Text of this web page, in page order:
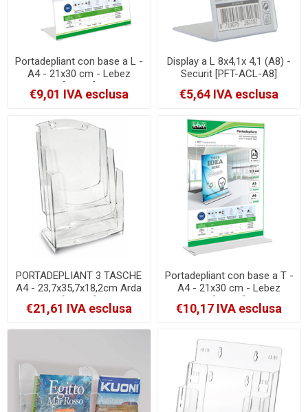
Portadepliant con base a L -
A4 - 21x30 cm - Lebez
€9,01 IVA esclusa
Display a L 8x4,1x 4,1 (A8) -
Securit [PFT-ACL-A8]
€5,64 IVA esclusa
PORTADEPLIANT 3 TASCHE
A4 - 23,7x35,7x18,2cm Arda
[70A43]
€21,61 IVA esclusa
Portadepliant con base a T -
A4 - 21x30 cm - Lebez
[80994]
€10,17 IVA esclusa